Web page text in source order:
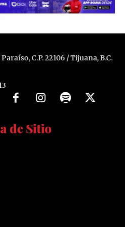
C.P. 22106 / Tijuana, B.C.
de Sitio